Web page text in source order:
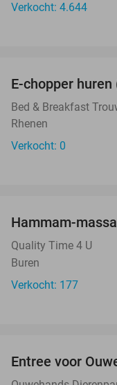
Verkocht: 4.644
NEW
TODAY
E-chopper huren
Bed & Breakfast
Rhenen
Verkocht: 0
Hammam-
Quality Time 4 U
Buren
Verkocht: 177
Entree voor